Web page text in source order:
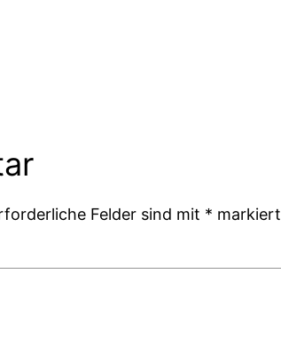
Felder sind mit * markiert